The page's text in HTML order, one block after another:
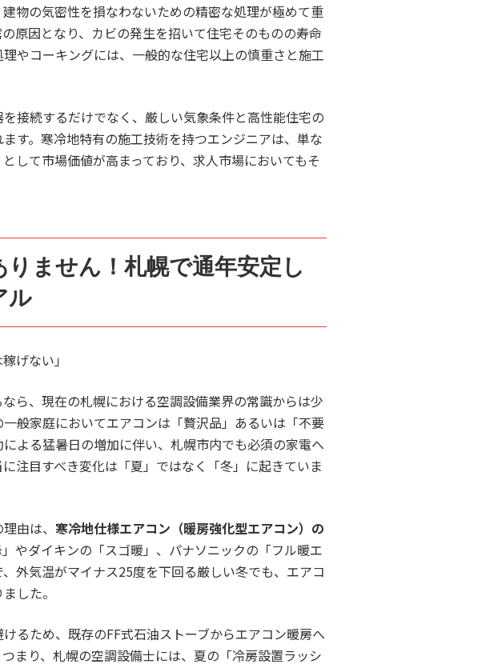
物の気密性を損なわないための精密な処理が極めて重
原因となり、カビの発生を招いて住宅そのものの寿命
やコーキングには、一般的な住宅以上の慎重さと施工
接続するだけでなく、厳しい気象条件と高性能住宅の
す。寒冷地特有の施工技術を持つエンジニアは、単な
して市場価値が高まっており、求人市場においてもそ
ません！札幌で通年安定し
ル
げない」
ら、現在の札幌における空調設備業界の常識からは少
般家庭においてエアコンは「贅沢品」あるいは「不要
よる猛暑日の増加に伴い、札幌市内でも必須の家電へ
注目すべき変化は「夏」ではなく「冬」に起きていま
由は、 寒冷地仕様エアコン（暖房強化型エアコン）の
やダイキンの「スゴ暖」、パナソニックの「フル暖エ
外気温がマイナス25度を下回る厳しい冬でも、エアコ
した。
るため、既存のFF式石油ストーブからエアコン暖房へ
まり、札幌の空調設備士には、夏の「冷房設置ラッシ